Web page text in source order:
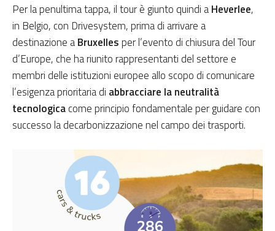
Per la penultima tappa, il tour è giunto quindi aHeverlee,
in Belgio, con Drivesystem, prima di arrivare a
destinazione aBruxellesper l’evento di chiusura del Tour
d’Europe, che ha riunito rappresentanti del settore e
membri delle istituzioni europee allo scopo di comunicare
l’esigenza prioritaria di abbracciare laneutralità
tecnologicacome principio fondamentale per guidare con
successo la decarbonizzazione nel campo dei trasporti.